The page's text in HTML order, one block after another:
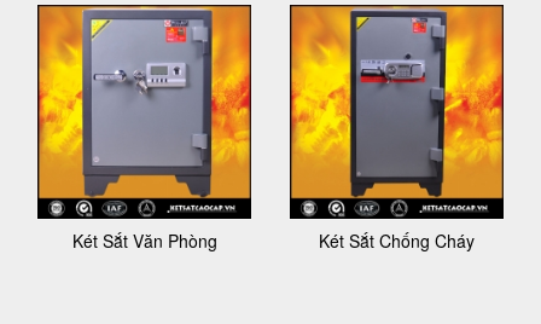
Két Sắt Văn Phòng Két Sắt Chống Cháy